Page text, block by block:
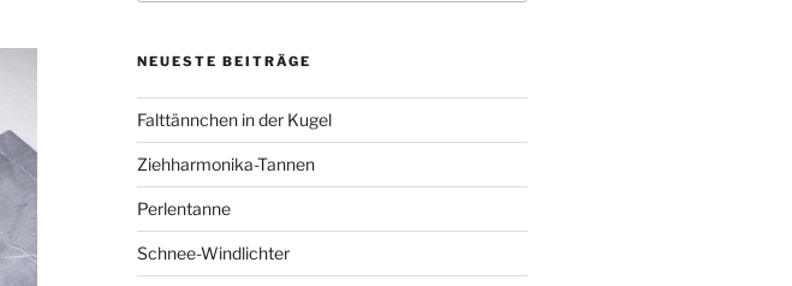
NEUESTE BEITRÄGE
Falttännchen in der Kugel
Ziehharmonika-Tannen
Perlentanne
Schnee-Windlichter